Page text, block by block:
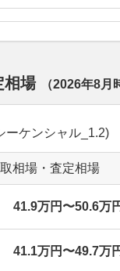
相場 （2026年8月
ーケンシャル_1.2)
相場・査定相場
41.9万円〜50.6万
41.1万円〜49.7万